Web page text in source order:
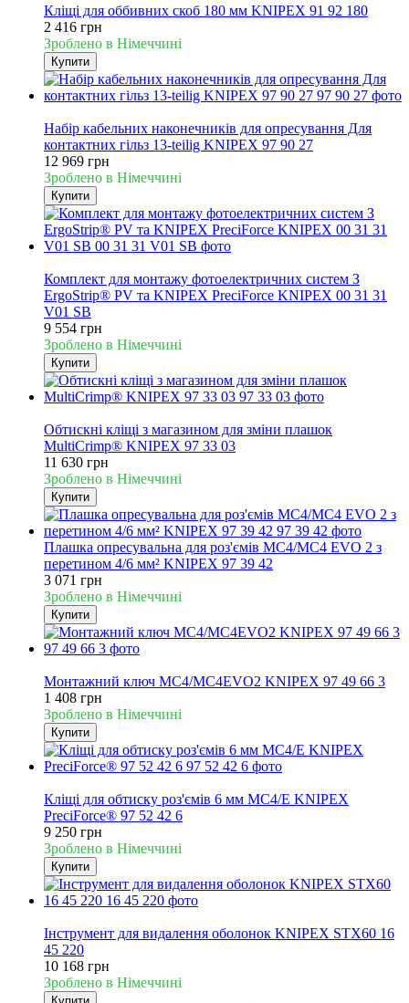
Кліщі для оббивних скоб 180 мм KNIPEX 91 92 180
2 416 грн
Зроблено в Німеччині
Купити
Набір кабельних наконечників для опресування Для
контактних гільз 13-teilig KNIPEX 97 90 27
12 969 грн
Зроблено в Німеччині
Купити
Комплект для монтажу фотоелектричних систем З
ErgoStrip® PV та KNIPEX PreciForce KNIPEX 00 31 31
V01 SB
9 554 грн
Зроблено в Німеччині
Купити
Обтискні кліщі з магазином для зміни плашок
MultiCrimp® KNIPEX 97 33 03
11 630 грн
Зроблено в Німеччині
Купити
Плашка опресувальна для роз'ємів MC4/MC4 EVO 2 з
перетином 4/6 мм² KNIPEX 97 39 42
3 071 грн
Зроблено в Німеччині
Купити
Монтажний ключ MC4/MC4EVO2 KNIPEX 97 49 66 3
1 408 грн
Зроблено в Німеччині
Купити
Кліщі для обтиску роз'ємів 6 мм MC4/E KNIPEX
PreciForce® 97 52 42 6
9 250 грн
Зроблено в Німеччині
Купити
Інструмент для видалення оболонок KNIPEX STX60 16
45 220
10 168 грн
Зроблено в Німеччині